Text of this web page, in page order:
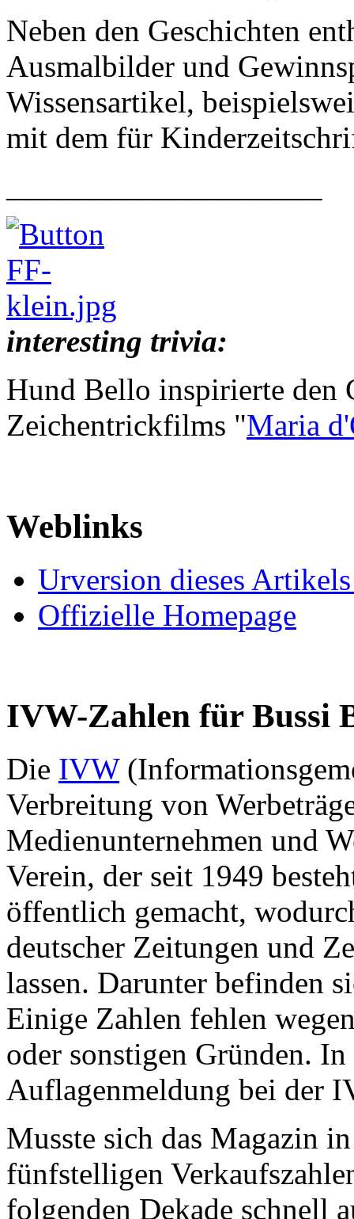
Neben den Geschichten
Ausmalbilder und
Wissensartikel,
mit dem für
interesting trivia:
Hund Bello inspirierte den
Zeichentrickfilms "Maria
Weblinks
Urversion dieses
Offizielle Homepage
IVW-Zahlen für Bussi
Die IVW
Verbreitung von
Medienunternehmen und
Verein, der seit 1949
öffentlich gemacht,
deutscher Zeitungen und
lassen. Darunter befinden
Einige Zahlen fehlen
oder sonstigen Gründen.
Auflagenmeldung bei der
Musste sich das Magazin
fünfstelligen
folgenden Dekade schnell